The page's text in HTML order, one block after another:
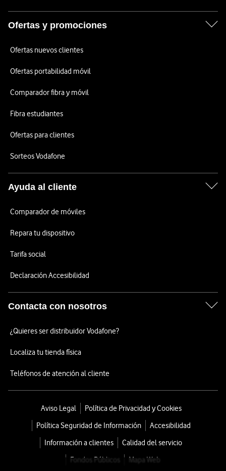
Ofertas y promociones
Ofertas nuevos clientes
Ofertas portabilidad móvil
Comparador fibra y móvil
Fibra estudiantes
Ofertas para clientes
Sorteos Vodafone
Ayuda al cliente
Comparador de móviles
Repara tu dispositivo
Tarifa social
Declaración Accesibilidad
Contacta con nosotros
¿Quieres ser distribuidor Vodafone?
Localiza tu tienda física
Teléfonos de atención al cliente
Aviso Legal
Política de Privacidad y Cookies
Política Seguridad de Información
Accesibilidad
Información a clientes
Calidad del servicio
Fondos Públicos
Mapa Web